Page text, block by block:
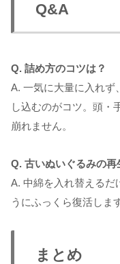
Q&A
Q. 詰め方のコツは？
A. 一気に大量に入れず
し込むのがコツ。頭・
崩れません。
Q. 古いぬいぐるみの再
A. 中綿を入れ替えるだ
うにふっくら復活しま
まとめ